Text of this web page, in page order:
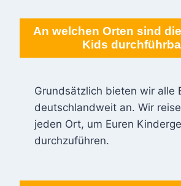
An welchen Orten sind
Kids
Grundsätzlich bieten wir alle
deutschlandweit an. Wir
jeden Ort, um Euren
durchzuführen.